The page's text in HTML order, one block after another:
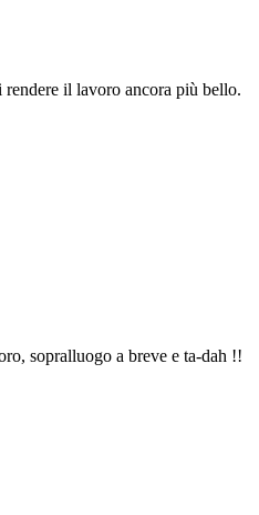
il lavoro ancora più bello.
sopralluogo a breve e ta-dah !!